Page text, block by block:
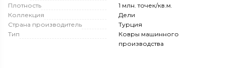
Плотность
1 млн. точек/кв.м.
Коллекция
Дели
Страна производитель
Турция
Тип
Ковры машинного
производства